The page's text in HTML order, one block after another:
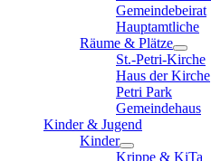
Gemeindebeirat
Hauptamtliche
Räume & Plätze
St.-Petri-Kirche
Haus der Kirche
Petri Park
Gemeindehaus
Kinder & Jugend
Kinder
Krippe & KiTa